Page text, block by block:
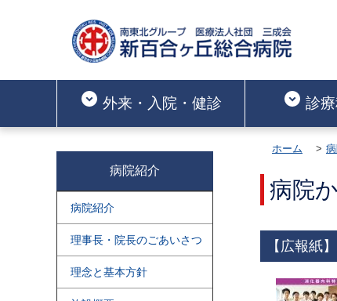
外来・入院・健診 診
病院紹介
病院紹介
理事長・院長のごあいさつ
理念と基本方針
ホーム
病院
【広報紙